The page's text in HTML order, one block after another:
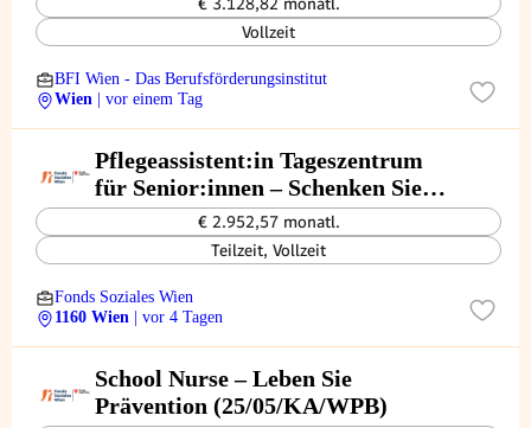
Vollzeit
BFI Wien - Das Berufsförderungsinstitut
Wien
| vor einem Tag
Pflegeassistent:in Tageszentrum
für Senior:innen – Schenken Sie
(sich) Lebensqualität! (26/07/WPB)
€ 2.952,57 monatl.
Teilzeit, Vollzeit
Fonds Soziales Wien
1160 Wien
| vor 4 Tagen
School Nurse – Leben Sie
Prävention (25/05/KA/WPB)